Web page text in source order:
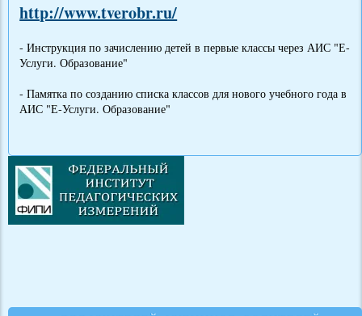
http://www.tverobr.ru/
- Инструкция по зачислению детей в первые классы через АИС "Е-
Услуги. Образование"
- Памятка по созданию списка классов для нового учебного года в
АИС "Е-Услуги. Образование"